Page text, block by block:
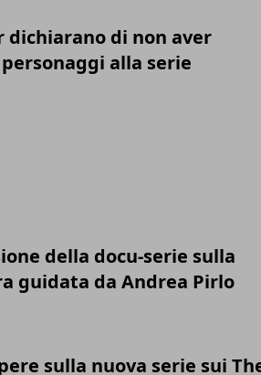
di non aver
alla serie
della docu-serie sulla
guidata da Andrea Pirlo
sulla nuova serie sui